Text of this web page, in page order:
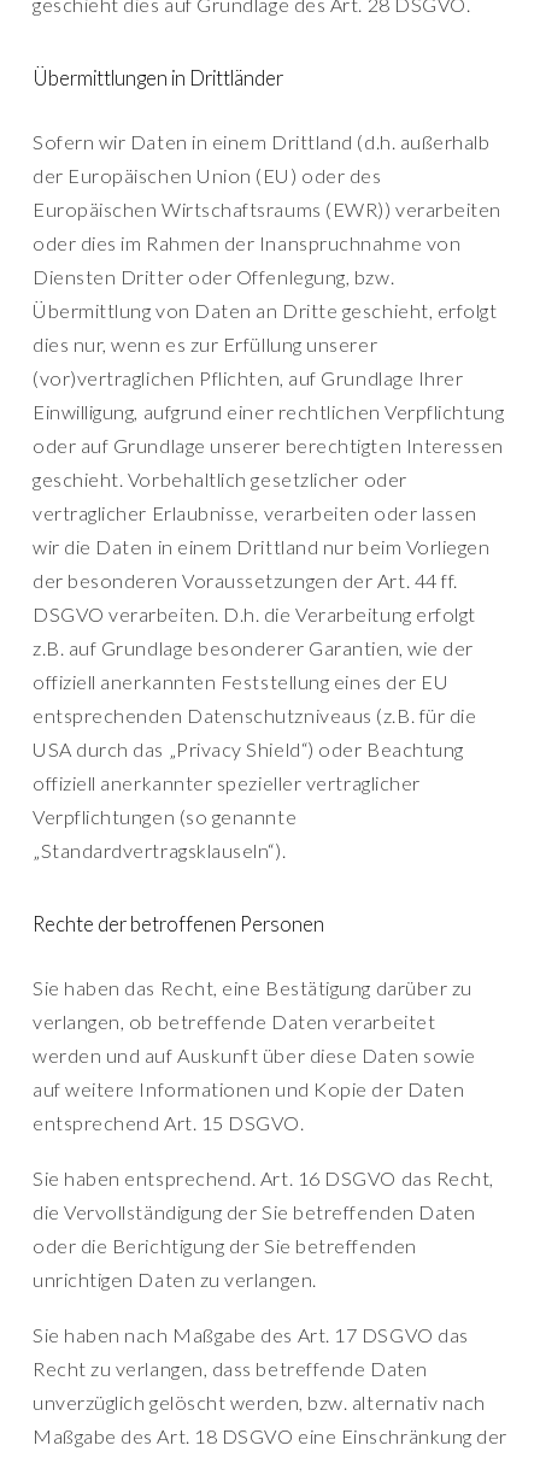
Übermittlungen in Drittländer
Sofern wir Daten in einem Drittland (d.h. außerhalb
der Europäischen Union (EU) oder des
Europäischen Wirtschaftsraums (EWR)) verarbeiten
oder dies im Rahmen der Inanspruchnahme von
Diensten Dritter oder Offenlegung, bzw.
Übermittlung von Daten an Dritte geschieht, erfolgt
dies nur, wenn es zur Erfüllung unserer
(vor)vertraglichen Pflichten, auf Grundlage Ihrer
Einwilligung, aufgrund einer rechtlichen Verpflichtung
oder auf Grundlage unserer berechtigten Interessen
geschieht. Vorbehaltlich gesetzlicher oder
vertraglicher Erlaubnisse, verarbeiten oder lassen
wir die Daten in einem Drittland nur beim Vorliegen
der besonderen Voraussetzungen der Art. 44 ff.
DSGVO verarbeiten. D.h. die Verarbeitung erfolgt
z.B. auf Grundlage besonderer Garantien, wie der
offiziell anerkannten Feststellung eines der EU
entsprechenden Datenschutzniveaus (z.B. für die
USA durch das „Privacy Shield“) oder Beachtung
offiziell anerkannter spezieller vertraglicher
Verpflichtungen (so genannte
„Standardvertragsklauseln“).
Rechte der betroffenen Personen
Sie haben das Recht, eine Bestätigung darüber zu
verlangen, ob betreffende Daten verarbeitet
werden und auf Auskunft über diese Daten sowie
auf weitere Informationen und Kopie der Daten
entsprechend Art. 15 DSGVO.
Sie haben entsprechend. Art. 16 DSGVO das Recht,
die Vervollständigung der Sie betreffenden Daten
oder die Berichtigung der Sie betreffenden
unrichtigen Daten zu verlangen.
Sie haben nach Maßgabe des Art. 17 DSGVO das
Recht zu verlangen, dass betreffende Daten
unverzüglich gelöscht werden, bzw. alternativ nach
Maßgabe des Art. 18 DSGVO eine Einschränkung der